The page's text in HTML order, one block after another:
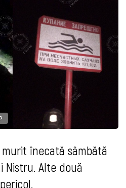
înecată sâmbătă
Nistru. Alte două